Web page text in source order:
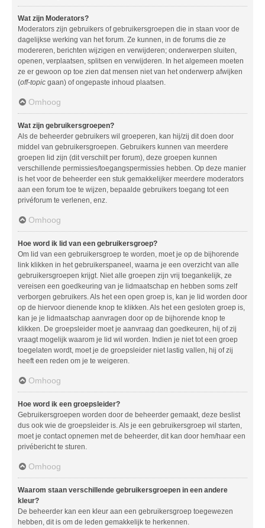
Wat zijn Moderators?
Moderators zijn gebruikers of gebruikersgroepen die in staan voor de
dagelijkse werking van het forum. Ze kunnen, in de forums die ze
modereren, berichten wijzigen en verwijderen; onderwerpen sluiten,
openen, verplaatsen, splitsen en verwijderen. In het algemeen moeten
ze er gewoon op toe zien dat mensen niet van het onderwerp afwijken
(off-topic gaan) of ongepaste inhoud plaatsen.
Omhoog
Wat zijn gebruikersgroepen?
Als de beheerder gebruikers wil groeperen, kan hij/zij dit doen door
middel van gebruikersgroepen. Gebruikers kunnen van meerdere
groepen lid zijn (dit verschilt per forum), deze groepen kunnen
verschillende permissies/toegangspermissies hebben. Op deze manier
is het voor de beheerder een stuk gemakkelijker meerdere moderators
aan een forum toe te wijzen, bepaalde gebruikers toegang tot een
privéforum te verlenen, enz.
Omhoog
Hoe word ik lid van een gebruikersgroep?
Om lid van een gebruikersgroep te worden, moet je op de bijhorende
link klikken in het gebruikerspaneel, waarna je een overzicht van alle
gebruikersgroepen krijgt. Niet alle groepen zijn vrij toegankelijk, ze
vereisen een goedkeuring van je lidmaatschap en hebben soms zelf
verborgen gebruikers. Als het een open groep is, kan je lid worden door
op de hiervoor dienende knop te klikken. Als het een gesloten groep is,
kan je je lidmaatschap aanvragen door op de bijhorende knop te
klikken. De groepsleider moet je aanvraag dan goedkeuren, hij of zij
vraagt mogelijk waarom je lid wil worden. Indien je niet tot een groep
toegelaten wordt, moet je de groepsleider niet lastig vallen, hij of zij
heeft een reden om je te weigeren.
Omhoog
Hoe word ik een groepsleider?
Gebruikersgroepen worden door de beheerder gemaakt, deze beslist
dus ook wie de groepsleider is. Als je een gebruikersgroep wil starten,
moet je contact opnemen met de beheerder, dit kan door hem/haar een
privébericht te sturen.
Omhoog
Waarom staan verschillende gebruikersgroepen in een andere
kleur?
De beheerder kan een kleur aan een gebruikersgroep toegewezen
hebben, dit is om de leden gemakkelijk te herkennen.